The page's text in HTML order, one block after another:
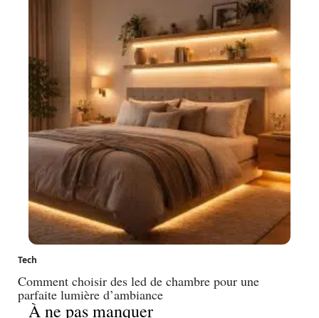
Tech
Comment choisir des led de chambre pour une
parfaite lumière d’ambiance
À ne pas manquer